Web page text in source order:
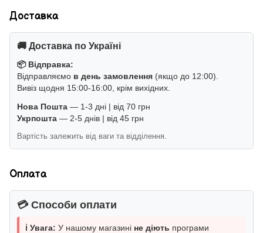
Доставка
🚚 Доставка по Україні
📦 Відправка:
Відправляємо в день замовлення (якщо до 12:00).
Вивіз щодня 15:00-16:00, крім вихідних.
Нова Пошта — 1-3 дні | від 70 грн
Укрпошта — 2-5 днів | від 45 грн
Вартість залежить від ваги та відділення.
Оплата
💳 Способи оплати
ℹ️ Увага: У нашому магазині не діють програми